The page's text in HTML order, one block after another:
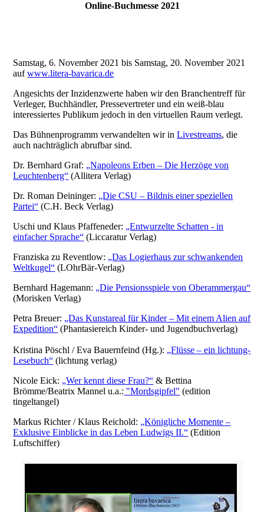
Online-Buchmesse 2021
Samstag, 6. November 2021 bis Samstag, 20. November 2021
aufwww.litera-bavarica.de
Angesichts der Inzidenzwerte haben wir den Branchentreff für
Verleger, Buchhändler, Pressevertreter und ein weiß-blau
interessiertes Publikum jedoch in den virtuellen Raum verlegt.
Das Bühnenprogramm verwandelten wir inLivestreams, die
auch nachträglich abrufbar sind.
Dr. Bernhard Graf: „Napoleons Erben – Die Herzöge von
Leuchtenberg“ (Allitera Verlag)
Dr. Roman Deininger: „Die CSU – Bildnis einer speziellen
Partei“ (C.H. Beck Verlag)
Uschi und Klaus Pfaffeneder: „Entwurzelte Schatten - in
einfacher Sprache“ (Liccaratur Verlag)
Franziska zu Reventlow: „Das Logierhaus zur schwankenden
Weltkugel“ (LOhrBär-Verlag)
Bernhard Hagemann: „Die Pensionsspiele von Oberammergau“
(Morisken Verlag)
Petra Breuer: „Das Kunstareal für Kinder – Mit einem Alien auf
Expedition“ (Phantasiereich Kinder- und Jugendbuchverlag)
Kristina Pöschl / Eva Bauernfeind (Hg.): „Flüsse – ein lichtung-
Lesebuch“ (lichtung verlag)
Nicole Eick: „Wer kennt diese Frau?“ & Bettina
Brömme/Beatrix Mannel u.a.: "Mordsgipfel" (edition
tingeltangel)
Markus Richter / Klaus Reichold: „Königliche Momente –
Exklusive Einblicke in das Leben Ludwigs II.“ (Edition
Luftschiffer)